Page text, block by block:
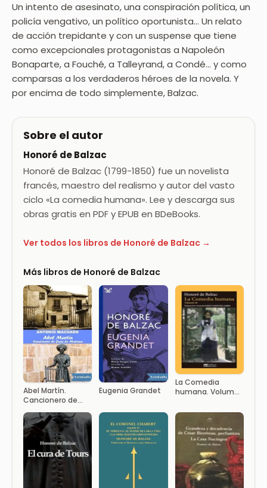
Un intento de asesinato, una conspiración política, un
policía vengativo, un político oportunista… Un relato
de acción trepidante y con un suspense que tiene
como excepcionales protagonistas a Napoleón
Bonaparte, a Fouché, a Talleyrand, a Condé… y como
comparsas a los verdaderos héroes de la novela. Y
por encima de todo simplemente, Balzac.
Sobre el autor
Honoré de Balzac
Honoré de Balzac (1799-1850) fue un novelista
francés, maestro del realismo y autor del vasto
ciclo «La comedia humana». Lee y descarga sus
obras gratis en PDF y EPUB en BDeBooks.
Ver todos los libros de Honoré de Balzac →
Más libros de Honoré de Balzac
Abel Martín.
Cancionero de
Juan de Mairena
Eugenia Grandet
La Comedia
humana. Volumen